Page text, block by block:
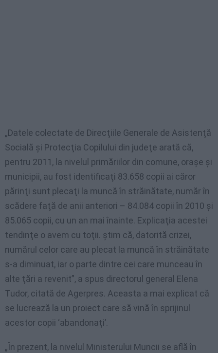
„Datele colectate de Direcţiile Generale de Asistenţă
Socială şi Protecţia Copilului din judeţe arată că,
pentru 2011, la nivelul primăriilor din comune, oraşe şi
municipii, au fost identificaţi 83.658 copii ai căror
părinţi sunt plecaţi la muncă în străinătate, număr în
scădere faţă de anii anteriori – 84.084 copii în 2010 şi
85.065 copii, cu un an mai înainte. Explicaţia acestei
tendinţe o avem cu toţii. ştim că, datorită crizei,
numărul celor care au plecat la muncă în străinătate
s-a diminuat, iar o parte dintre cei care munceau în
alte ţări a revenit”, a spus directorul general Elena
Tudor, citată de Agerpres. Aceasta a mai explicat că
se lucrează la un proiect care să vină în sprijinul
acestor copii ‘abandonaţi’.
„În prezent, la nivelul Ministerului Muncii se află în